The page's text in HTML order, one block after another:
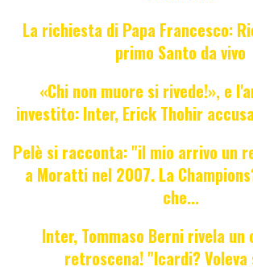
La richiesta di Papa Francesco:
primo Santo da vivo
«Chi non muore si rivede!», e
investito: Inter, Erick Thohir
Pelè si racconta: "il mio arrivo un
a Moratti nel 2007. La
che...
Inter, Tommaso Berni rivela un
retroscena! "Icardi? Voleva